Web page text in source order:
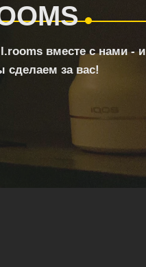
вместе с нами - и
сделаем за вас!